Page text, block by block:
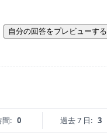
自分の回答をプレビューする
間: 0 過去 7 日: 3